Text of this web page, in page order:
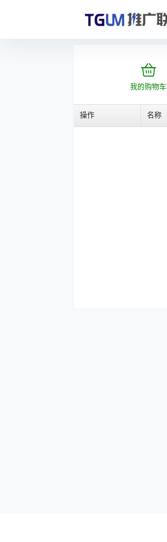
我的购物车
操作 名称